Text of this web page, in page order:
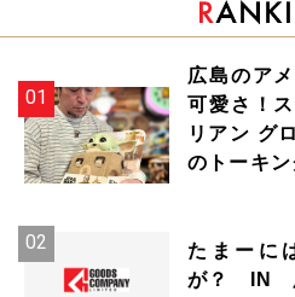
広島のア
可愛さ！
リアン グ
のトーキン
たまーに
が？ IN